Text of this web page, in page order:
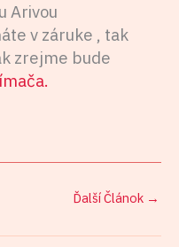
Arivou
v záruke , tak
zrejme bude
Ďalší Článok →